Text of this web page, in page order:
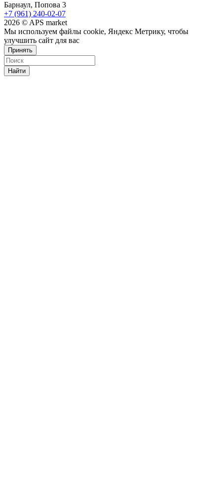
Барнаул, Попова 3
+7 (961) 240-02-07
2026 © APS market
Мы используем файлы cookie, Яндекс Метрику, чтобы
улучшить сайт для вас
Принять
Найти